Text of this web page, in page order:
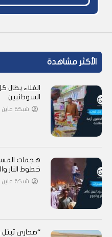
الأكثر مشاهدة
الغلاء
السودانيين
شبكة عاين
هجمات
خطوط النار
شبكة عاين
“صحارى تبتل